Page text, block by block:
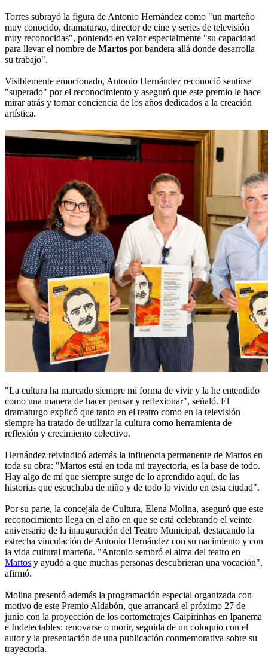
Torres subrayó la figura de Antonio Hernández como "un marteño
muy conocido, dramaturgo, director de cine y series de televisión
muy reconocidas", poniendo en valor especialmente "su capacidad
para llevar el nombre de Martos por bandera allá donde desarrolla
su trabajo".
Visiblemente emocionado, Antonio Hernández reconoció sentirse
"superado" por el reconocimiento y aseguró que este premio le hace
mirar atrás y tomar conciencia de los años dedicados a la creación
artística.
"La cultura ha marcado siempre mi forma de vivir y la he entendido
como una manera de hacer pensar y reflexionar", señaló. El
dramaturgo explicó que tanto en el teatro como en la televisión
siempre ha tratado de utilizar la cultura como herramienta de
reflexión y crecimiento colectivo.
Hernández reivindicó además la influencia permanente de Martos en
toda su obra: "Martos está en toda mi trayectoria, es la base de todo.
Hay algo de mí que siempre surge de lo aprendido aquí, de las
historias que escuchaba de niño y de todo lo vivido en esta ciudad".
Por su parte, la concejala de Cultura, Elena Molina, aseguró que este
reconocimiento llega en el año en que se está celebrando el veinte
aniversario de la inauguración del Teatro Municipal, destacando la
estrecha vinculación de Antonio Hernández con su nacimiento y con
la vida cultural marteña. "Antonio sembró el alma del teatro en
Martos y ayudó a que muchas personas descubrieran una vocación",
afirmó.
Molina presentó además la programación especial organizada con
motivo de este Premio Aldabón, que arrancará el próximo 27 de
junio con la proyección de los cortometrajes Caipirinhas en Ipanema
e Indetectables: renovarse o morir, seguida de un coloquio con el
autor y la presentación de una publicación conmemorativa sobre su
trayectoria.